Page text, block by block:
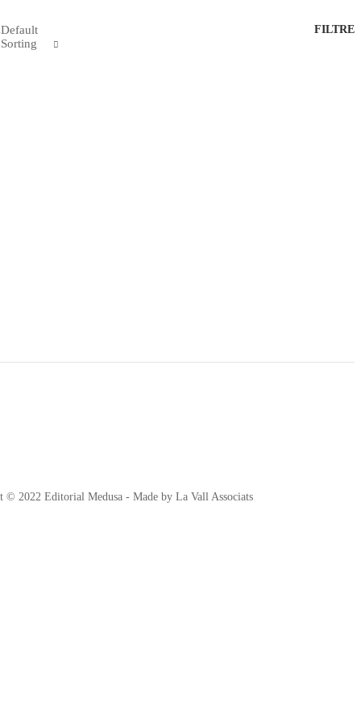
FILTRE
Default
Sorting
© 2022 Editorial Medusa - Made by La Vall Associats